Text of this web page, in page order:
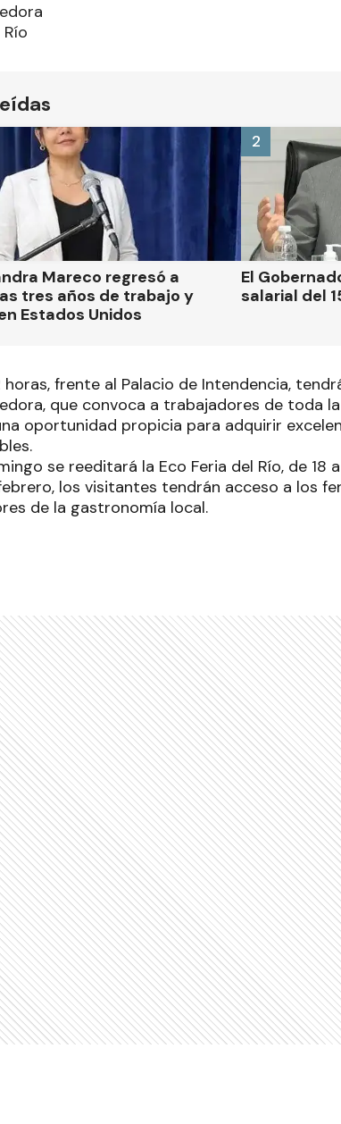
Mareco regresó a
tres años de trabajo y
Estados Unidos
El
salarial del
2
horas, frente al Palacio de Intendencia,
que convoca a trabajadores de toda
oportunidad propicia para adquirir
se reeditará la Eco Feria del Río, de 18
los visitantes tendrán acceso a los
de la gastronomía local.